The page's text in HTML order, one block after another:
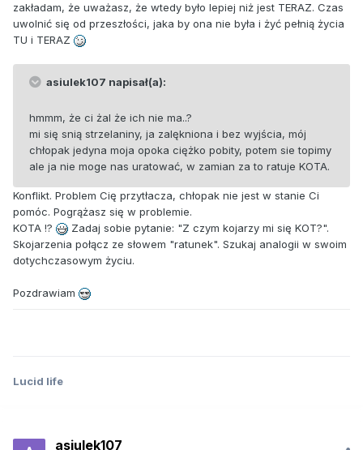
zakładam, że uważasz, że wtedy było lepiej niż jest TERAZ. Czas
uwolnić się od przeszłości, jaka by ona nie była i żyć pełnią życia
TU i TERAZ
asiulek107 napisał(a):
hmmm, że ci żal że ich nie ma..?
mi się snią strzelaniny, ja zalękniona i bez wyjścia, mój
chłopak jedyna moja opoka ciężko pobity, potem sie topimy
ale ja nie moge nas uratować, w zamian za to ratuje KOTA.
Konflikt. Problem Cię przytłacza, chłopak nie jest w stanie Ci
pomóc. Pogrążasz się w problemie.
KOTA !?
Zadaj sobie pytanie: "Z czym kojarzy mi się KOT?".
Skojarzenia połącz ze słowem "ratunek". Szukaj analogii w swoim
dotychczasowym życiu.
Pozdrawiam
Lucid life
asiulek107